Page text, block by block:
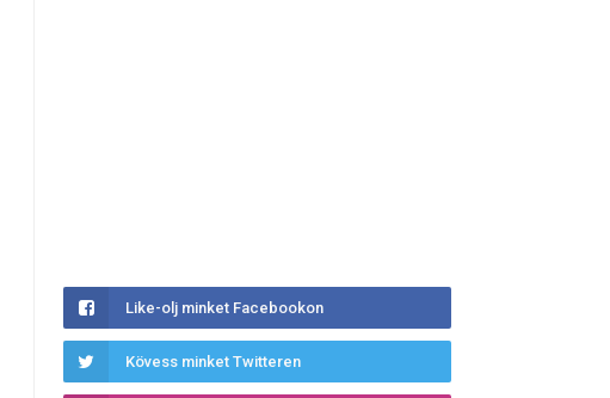
Like-olj minket Facebookon
Kövess minket Twitteren